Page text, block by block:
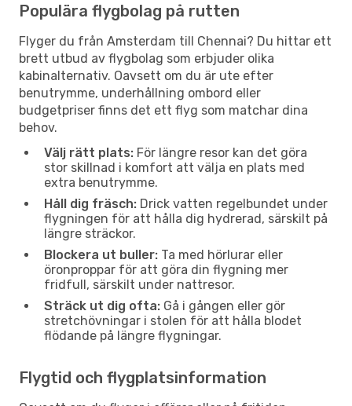
Populära flygbolag på rutten
Flyger du från Amsterdam till Chennai? Du hittar ett
brett utbud av flygbolag som erbjuder olika
kabinalternativ. Oavsett om du är ute efter
benutrymme, underhållning ombord eller
budgetpriser finns det ett flyg som matchar dina
behov.
Välj rätt plats: För längre resor kan det göra
stor skillnad i komfort att välja en plats med
extra benutrymme.
Håll dig fräsch: Drick vatten regelbundet under
flygningen för att hålla dig hydrerad, särskilt på
längre sträckor.
Blockera ut buller: Ta med hörlurar eller
öronproppar för att göra din flygning mer
fridfull, särskilt under nattresor.
Sträck ut dig ofta: Gå i gången eller gör
stretchövningar i stolen för att hålla blodet
flödande på längre flygningar.
Flygtid och flygplatsinformation